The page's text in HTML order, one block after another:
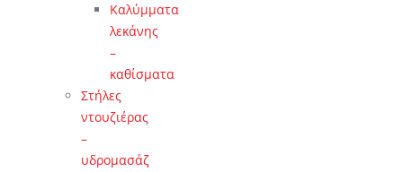
Καλύμματα
λεκάνης
–
καθίσματα
Στήλες
ντουζιέρας
–
υδρομασάζ